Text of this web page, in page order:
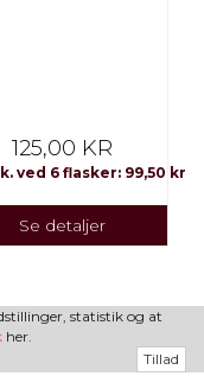
125,00 KR
ved 6 flasker: 99,50 kr
Se detaljer
statistik og at
her.
Tillad